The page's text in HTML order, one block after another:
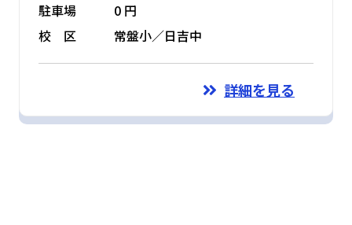
駐車場
0 円
校 区
常盤小／日吉中
詳細を見る